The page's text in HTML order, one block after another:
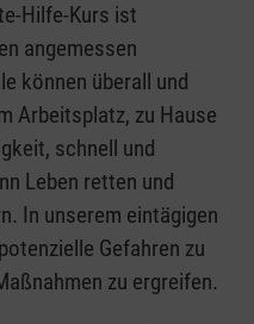
Hilfe-Kurs ist
angemessen
können überall und
Arbeitsplatz, zu Hause
schnell und
Leben retten und
In unserem eintägigen
Gefahren zu
zu ergreifen.